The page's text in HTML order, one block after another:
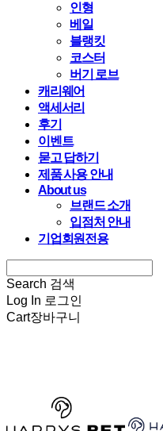
인형
베일
블랭킷
코스터
버기 로브
캐리웨어
액세서리
후기
이벤트
묻고 답하기
제품 사용 안내
About us
브랜드 소개
입점처 안내
기업회원전용
Search 검색
Log In 로그인
Cart장바구니